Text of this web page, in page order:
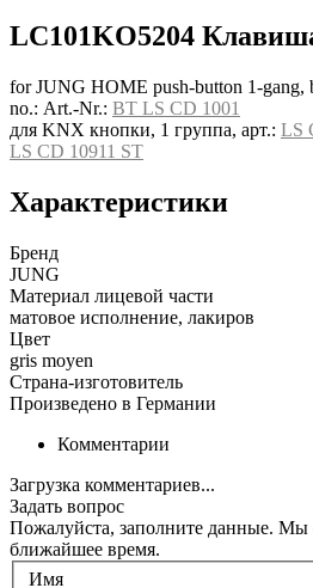
LC101KO5204
for JUNG HOME push-button 1-gang,
no.: Art.-Nr.: BT LS CD 1001
для KNX кнопки, 1 группа, арт.: LS
LS CD 10911 ST
Характеристики
Бренд
JUNG
Материал лицевой части
матовое исполнение, лакиров
Цвет
gris moyen
Страна-изготовитель
Произведено в Германии
Комментарии
Загрузка комментариев...
Задать вопрос
Пожалуйста, заполните данные. Мы
ближайшее время.
Имя